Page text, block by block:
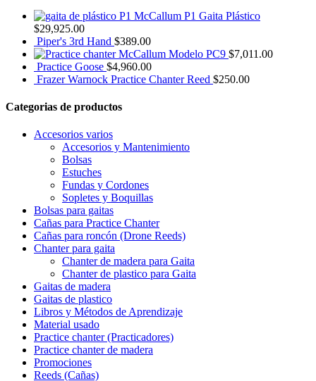
McCallum P1 Gaita Plástico
$29,925.00
Piper's 3rd Hand $389.00
Modelo PC9 $7,011.00
Practice Goose $4,960.00
Frazer Warnock Practice Chanter Reed $250.00
Categorias de productos
Accesorios varios
Accesorios y Mantenimiento
Bolsas
Estuches
Fundas y Cordones
Sopletes y Boquillas
Bolsas para gaitas
Cañas para Practice Chanter
Cañas para roncón (Drone Reeds)
Chanter para gaita
Chanter de madera para Gaita
Chanter de plastico para Gaita
Gaitas de madera
Gaitas de plastico
Libros y Métodos de Aprendizaje
Material usado
Practice chanter (Practicadores)
Practice chanter de madera
Promociones
Reeds (Cañas)